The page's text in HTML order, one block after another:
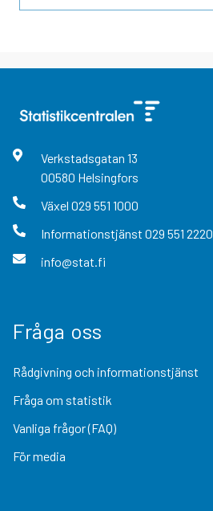
Verkstadsgatan 13
00580 Helsingfors
Växel 029 551 1000
Informationstjänst 029 551 2220
info@stat.fi
Fråga oss
Rådgivning och informationstjänst
Fråga om statistik
Vanliga frågor (FAQ)
För media